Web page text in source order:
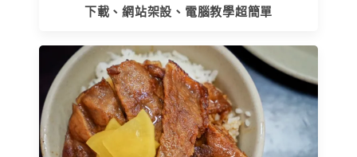
下載、網站架設、電腦教學超簡單